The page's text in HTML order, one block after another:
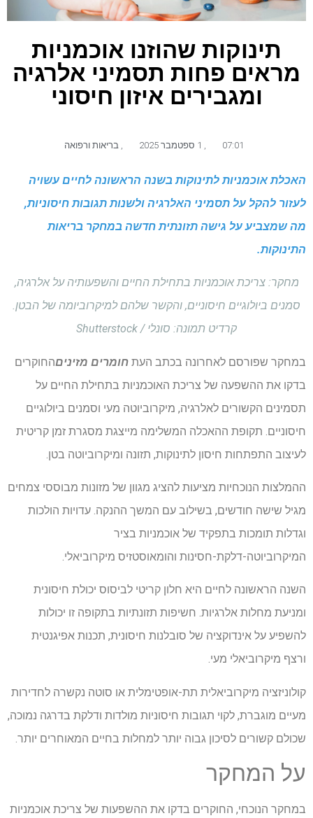
תינוקות שהוזנו אוכמניות
מראים פחות תסמיני אלרגיה
ומגבירים איזון חיסוני
07:01 בריאות ורפואה
האכלת אוכמניות לתינוקות בשנה הראשונה לחיים עשויה
לעזור להקל על תסמיני האלרגיה ולשנות תגובות חיסוניות,
מה שמצביע על גישה תזונתית חדשה במחקר בריאות
התינוקות.
מחקר: צריכת אוכמניות בתחילת החיים והשפעותיה על אלרגיה,
סמנים ביולוגיים חיסוניים, והקשר שלהם למיקרוביומה של הבטן.
קרדיט תמונה: סונלי / Shutterstock
במחקר שפורסם לאחרונה בכתב העת חומרים מזיניםהחוקרים
בדקו את ההשפעה של צריכת האוכמניות בתחילת החיים על
תסמינים הקשורים לאלרגיה, מיקרוביוטה מעי וסמנים ביולוגיים
חיסוניים. תקופת ההאכלה המשלימה מייצגת מסגרת זמן קריטית
לעיצוב התפתחות חיסון לתינוקות, תזונה ומיקרוביוטה בטן.
ההמלצות הנוכחיות מציעות להציג מגוון של מזונות מבוססי צמחים
מגיל שישה חודשים, בשילוב עם המשך ההנקה. עדויות הולכות
וגדלות תומכות בתפקיד של אוכמניות בציר
המיקרוביוטה-דלקת-חסינות והומאוסטזיס מיקרוביאלי.
השנה הראשונה לחיים היא חלון קריטי לביסוס יכולת חיסונית
ומניעת מחלות אלרגיות. חשיפות תזונתיות בתקופה זו יכולות
להשפיע על אינדוקציה של סובלנות חיסונית, תכנות אפיגנטית
ורצף מיקרוביאלי מעי.
קולוניזציה מיקרוביאלית תת-אופטימלית או סוטה נקשרה לחדירות
מעיים מוגברת, לקוי תגובות חיסוניות מולדות ודלקת בדרגה נמוכה,
שכולם קשורים לסיכון גבוה יותר למחלות בחיים המאוחרים יותר.
על המחקר
במחקר הנוכחי, החוקרים בדקו את ההשפעות של צריכת אוכמניות